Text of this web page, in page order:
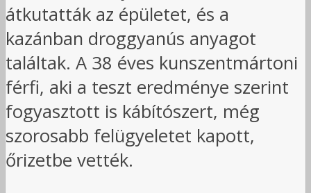
átkutatták az épületet, és a
kazánban droggyanús anyagot
találtak. A 38 éves kunszentmártoni
férfi, aki a teszt eredménye szerint
fogyasztott is kábítószert, még
szorosabb felügyeletet kapott,
őrizetbe vették.